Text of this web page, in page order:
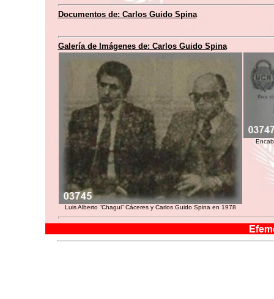
Documentos de: Carlos Guido Spina
Galería de Imágenes de: Carlos Guido Spina
Luis Alberto “Chagui” Cáceres y Carlos Guido Spina en 1978